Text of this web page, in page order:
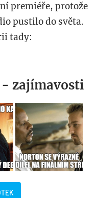
premiéře, protože
pustilo do světa.
tady:
zajímavosti